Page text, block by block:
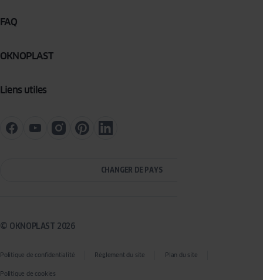
FAQ
OKNOPLAST
Liens utiles
CHANGER DE PAYS
© OKNOPLAST 2026
Politique de confidentialité Règlement du site Plan du site
Politique de cookies